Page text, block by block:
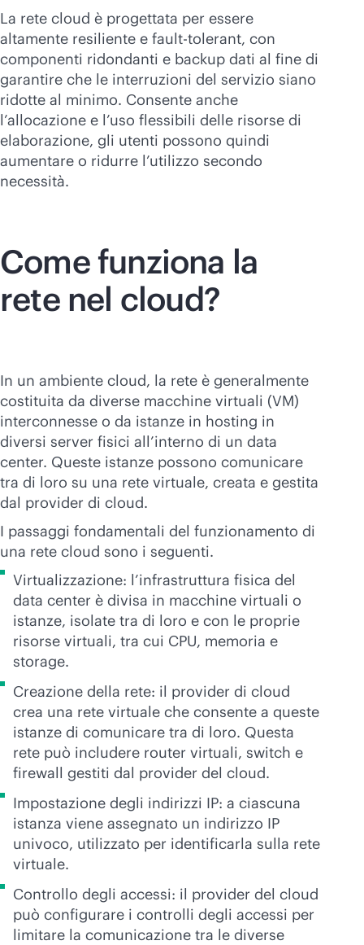
La rete cloud è progettata per essere
altamente resiliente e fault-tolerant, con
componenti ridondanti e backup dati al fine di
garantire che le interruzioni del servizio siano
ridotte al minimo. Consente anche
l’allocazione e l’uso flessibili delle risorse di
elaborazione, gli utenti possono quindi
aumentare o ridurre l’utilizzo secondo
necessità.
Come funziona la
rete nel cloud?
In un ambiente cloud, la rete è generalmente
costituita da diverse macchine virtuali (VM)
interconnesse o da istanze in hosting in
diversi server fisici all’interno di un data
center. Queste istanze possono comunicare
tra di loro su una rete virtuale, creata e gestita
dal provider di cloud.
I passaggi fondamentali del funzionamento di
una rete cloud sono i seguenti.
Virtualizzazione: l’infrastruttura fisica del
data center è divisa in macchine virtuali o
istanze, isolate tra di loro e con le proprie
risorse virtuali, tra cui CPU, memoria e
storage.
Creazione della rete: il provider di cloud
crea una rete virtuale che consente a queste
istanze di comunicare tra di loro. Questa
rete può includere router virtuali, switch e
firewall gestiti dal provider del cloud.
Impostazione degli indirizzi IP: a ciascuna
istanza viene assegnato un indirizzo IP
univoco, utilizzato per identificarla sulla rete
virtuale.
Controllo degli accessi: il provider del cloud
può configurare i controlli degli accessi per
limitare la comunicazione tra le diverse